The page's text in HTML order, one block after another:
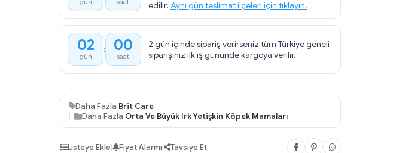
gün saat
edilir. Aynı gün teslimat ilçeleri için tıklayın.
02
gün
: 00
saat
2 gün içinde sipariş verirseniz tüm Türkiye geneli
siparişiniz ilk iş gününde kargoya verilir.
Daha Fazla Brit Care
Daha Fazla Orta Ve Büyük Irk Yetişkin Köpek Mamaları
Listeye Ekle| Fiyat Alarmı| Tavsiye Et